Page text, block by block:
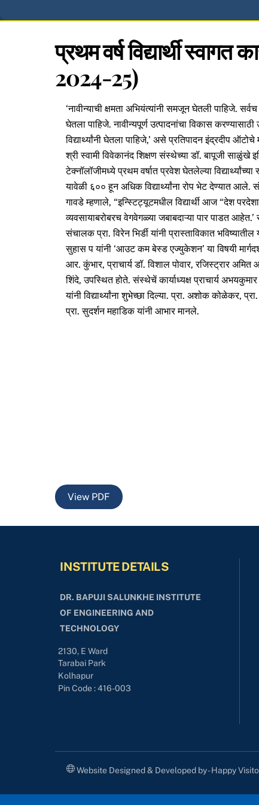
प्रथम वर्ष विद्यार्थी
2024-25)
‘नावीन्याची क्षमता अभियंत्यांनी समजून घेतली पाहिजे.
घेतला पाहिजे. नावीन्यपूर्ण उत्पादनांचा विकास
विद्यार्थ्यांनी घेतला पाहिजे,’ असे प्रतिपादन इंद्रदीप
श्री स्वामी विवेकानंद शिक्षण संस्थेच्या डॉ. बापूजी
टेक्नॉलॉजीमध्ये प्रथम वर्षात प्रवेश घेतलेल्या
यावेळी ६०० हून अधिक विद्यार्थ्यांना रोप भेट देण्यात
गावडे म्हणाले, “इन्स्टिट्यूटमधील विद्यार्थी आज “देश
व्यवसायाबरोबरच वेगवेगळ्या जबाबदाऱ्या पार पाडत
संचालक प्रा. विरेन भिर्डी यांनी प्रास्ताविकात भविष्यातील
सुहास प यांनी ‘आउट कम बेस्ड एज्युकेशन’ या विषयी
आर. कुंभार, प्राचार्य डॉ. विशाल पोवार, रजिस्ट्रार अमित
शिंदे, उपस्थित होते. संस्थेचें कार्याध्यक्ष प्राचार्य
यांनी विद्यार्थ्यांना शुभेच्छा दिल्या. प्रा. अशोक कोळेकर,
प्रा. सुदर्शन महाडिक यांनी आभार मानले.
View PDF
INSTITUTE DETAILS
DR. BAPUJI SALUNKHE INSTITUTE
OF ENGINEERING AND
TECHNOLOGY
2130, E Ward
Tarabai Park
Kolhapur
Pin Code : 416-003
Website Designed & Developed by - Happy